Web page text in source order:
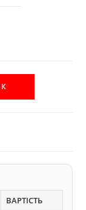
ВАРТІСТЬ